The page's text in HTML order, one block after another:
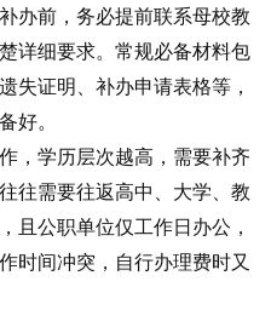
办前，务必提前联系母校教
详细要求。常规必备材料包
失证明、补办申请表格等，
好。
，学历层次越高，需要补齐
往需要往返高中、大学、教
且公职单位仅工作日办公，
时间冲突，自行办理费时又